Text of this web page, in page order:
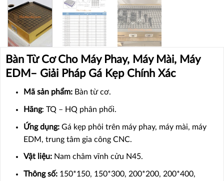
Bàn Từ Cơ Cho Máy Phay, Máy Mài, Máy
EDM– Giải Pháp Gá Kẹp Chính Xác
Mã sản phẩm:Bàn từ cơ.
Hãng: TQ – HQ phân phối.
Ứng dụng:Gá kẹp phôi trên máy phay, máy mài, máy
EDM, trung tâm gia công CNC.
Vật liệu:Nam châm vĩnh cửu N45.
Thông số: 150*150, 150*300, 200*200, 200*400,